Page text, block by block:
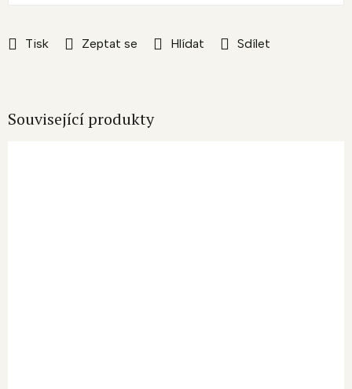
Tisk Zeptat se Hlídat Sdílet
Související produkty